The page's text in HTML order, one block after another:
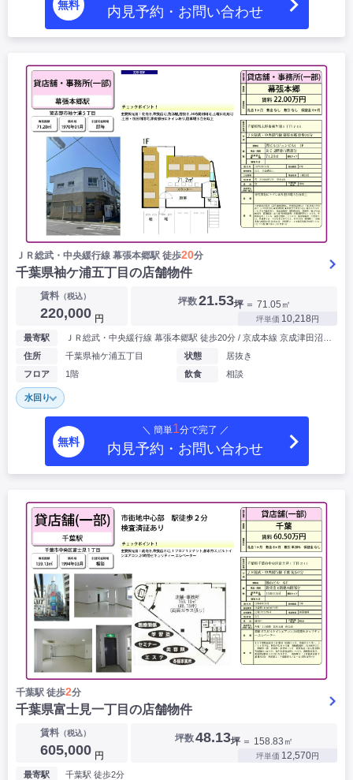
無料 内見予約・お問い合わせ
ＪＲ総武・中央緩⾏線 幕張本郷駅 徒歩20分
千葉県袖ケ浦五丁目の店舗物件
賃料（税込）
220,000 円
坪数21.53坪 ＝ 71.05㎡
坪単価 10,218円
最寄駅
住所
千葉県袖ケ浦五丁目
フロア
1階
状態
居抜き
飲食
相談
水回り
無料
＼ 簡単1分で完了 ／
内見予約・お問い合わせ
千葉駅 徒歩2分
千葉県富士見一丁目の店舗物件
賃料（税込）
605,000 円
坪数48.13坪 ＝ 158.83㎡
坪単価 12,570円
最寄駅
千葉駅 徒歩2分